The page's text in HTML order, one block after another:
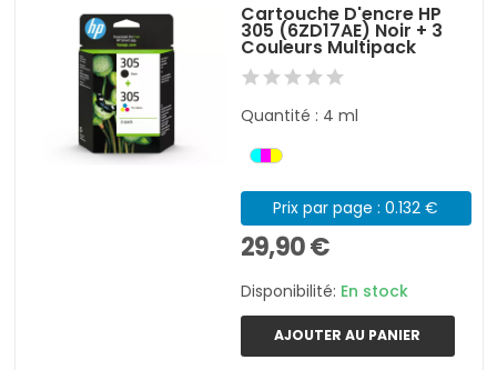
Cartouche D'encre HP
305 (6ZD17AE) Noir + 3
Couleurs Multipack
Quantité : 4 ml
Prix par page : 0.132 €
29,90 €
Disponibilité: En stock
AJOUTER AU PANIER